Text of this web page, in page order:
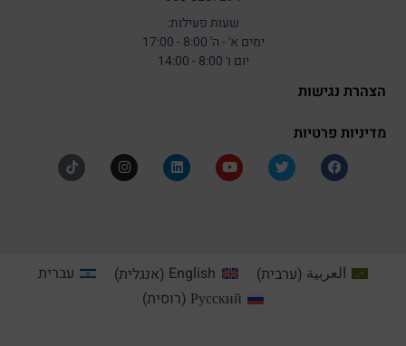
שעות פעילות:
ימים א' - ה' 8:00 - 17:00
יום ו' 8:00 - 14:00
הצהרת נגישות
מדיניות פרטיות
العربية (ערבית)
English
(אנגלית)
עברית
Русский
(רוסית)